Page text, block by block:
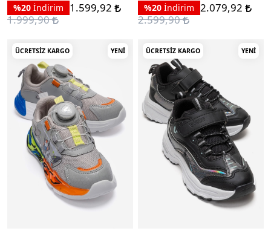
%20 İndirim
1.599,92
1.999,90
%20 İndirim 2.079,92
2.599,90
ÜCRETSIZ KARGO YENI ÜCRETSIZ KARGO YENI